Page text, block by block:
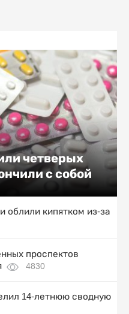
четверых
с собой
облили кипятком из-за
проспектов
4830
14-летнюю сводную